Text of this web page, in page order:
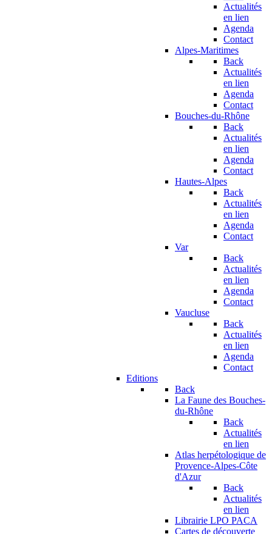
Actualités
en lien
Agenda
Contact
Alpes-Maritimes
Back
Actualités
en lien
Agenda
Contact
Bouches-du-Rhône
Back
Actualités
en lien
Agenda
Contact
Hautes-Alpes
Back
Actualités
en lien
Agenda
Contact
Var
Back
Actualités
en lien
Agenda
Contact
Vaucluse
Back
Actualités
en lien
Agenda
Contact
Editions
Back
La Faune des Bouches-
du-Rhône
Back
Actualités
en lien
Atlas herpétologique de
Provence-Alpes-Côte
d'Azur
Back
Actualités
en lien
Librairie LPO PACA
Cartes de découverte